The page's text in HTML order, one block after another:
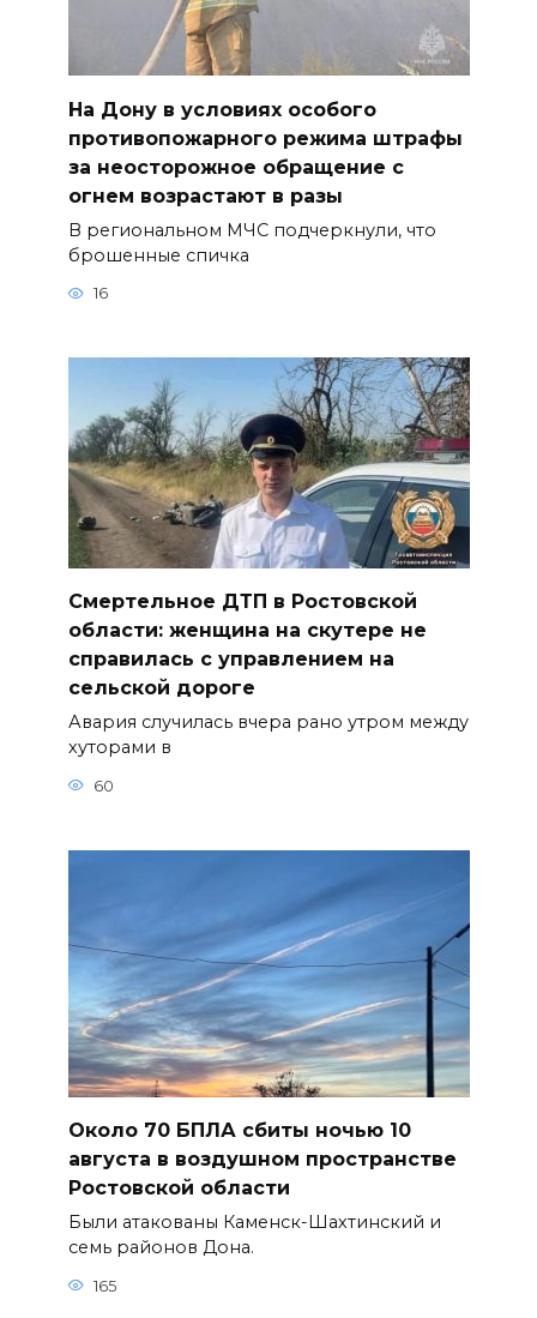
На Дону в условиях особого
противопожарного режима штрафы
за неосторожное обращение с
огнем возрастают в разы
В региональном МЧС подчеркнули, что
брошенные спичка
16
Смертельное ДТП в Ростовской
области: женщина на скутере не
справилась с управлением на
сельской дороге
Авария случилась вчера рано утром между
хуторами в
60
Около 70 БПЛА сбиты ночью 10
августа в воздушном пространстве
Ростовской области
Были атакованы Каменск-Шахтинский и
семь районов Дона.
165